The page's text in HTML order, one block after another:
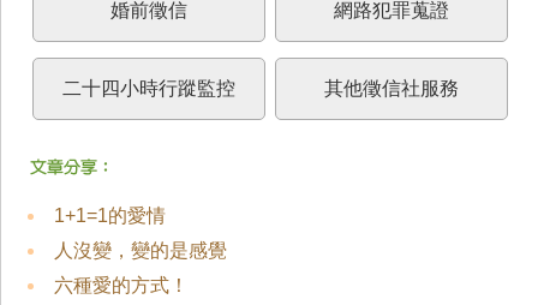
婚前徵信 網路犯罪蒐證
二十四小時行蹤監控 其他徵信社服務
1+1=1的愛情
人沒變，變的是感覺
六種愛的方式！